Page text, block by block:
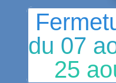
du 07
25